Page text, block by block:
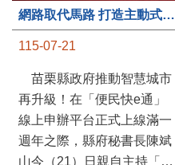
網路取代馬路 打造主動式數位便民服務 苗栗便民快e通 2.0智慧升級啟用
115-07-21
苗栗縣政府推動智慧城市
再升級！在「便民快e通」
線上申辦平台正式上線滿一
週年之際，縣府秘書長陳斌
山今（21）日親自主持「便